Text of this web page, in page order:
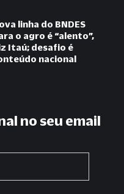
linha do BNDES
o agro é “alento”,
Itaú; desafio é
nacional
no seu email